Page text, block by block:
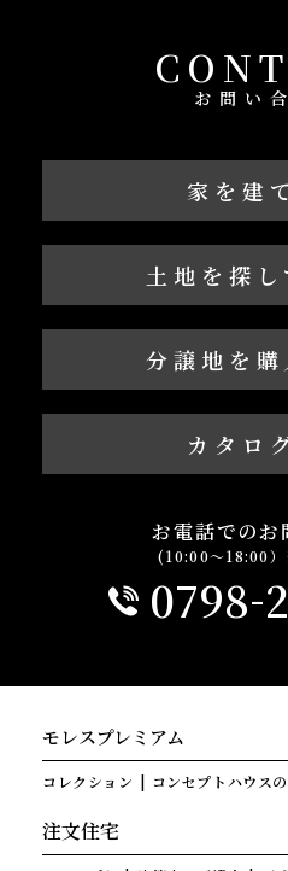
お問い
家を建
土地を探し
分譲地を購
カタロ
お電話でのお
(10:00～18:00
0798-
モレスプレミアム
コレクション コンセプトハウス
注文住宅